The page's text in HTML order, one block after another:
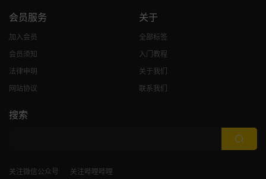
会员服务
加入会员
会员须知
法律申明
网站协议
关于
全部标签
入门教程
关于我们
联系我们
搜索
关注微信公众号 关注哔哩哔哩